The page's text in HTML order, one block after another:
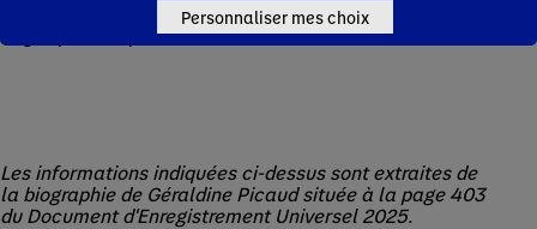
Financière avant d’occuper la fonction de Directrice Générale
du groupe à compter du 26 mars 2024.
Les informations indiquées ci-dessus sont extraites de
la biographie de Géraldine Picaud située à la page 403
du Document d'Enregistrement Universel 2025.
Personnaliser mes choix